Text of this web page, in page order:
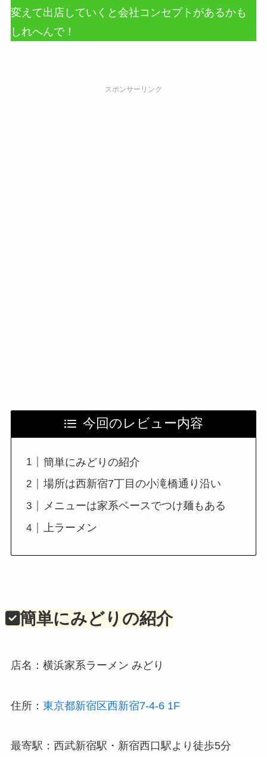
変えて出店していくと会社コンセプトがあるかも
しれへんで！
スポンサーリンク
今回のレビュー内容
簡単にみどりの紹介
場所は西新宿7丁目の小滝橋通り沿い
メニューは家系ベースでつけ麺もある
上ラーメン
簡単にみどりの紹介
店名：横浜家系ラーメン みどり
住所： 東京都新宿区西新宿7-4-6 1F
最寄駅：西武新宿駅・新宿西口駅より徒歩5分